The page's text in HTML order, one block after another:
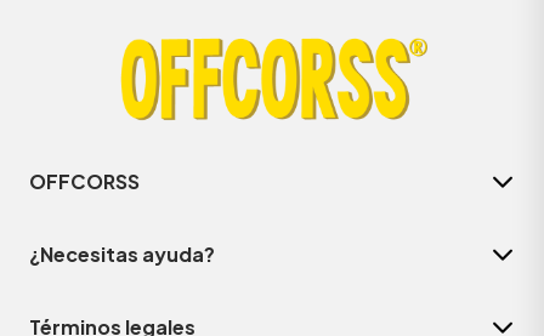
OFFCORSS
¿Necesitas ayuda?
Términos legales